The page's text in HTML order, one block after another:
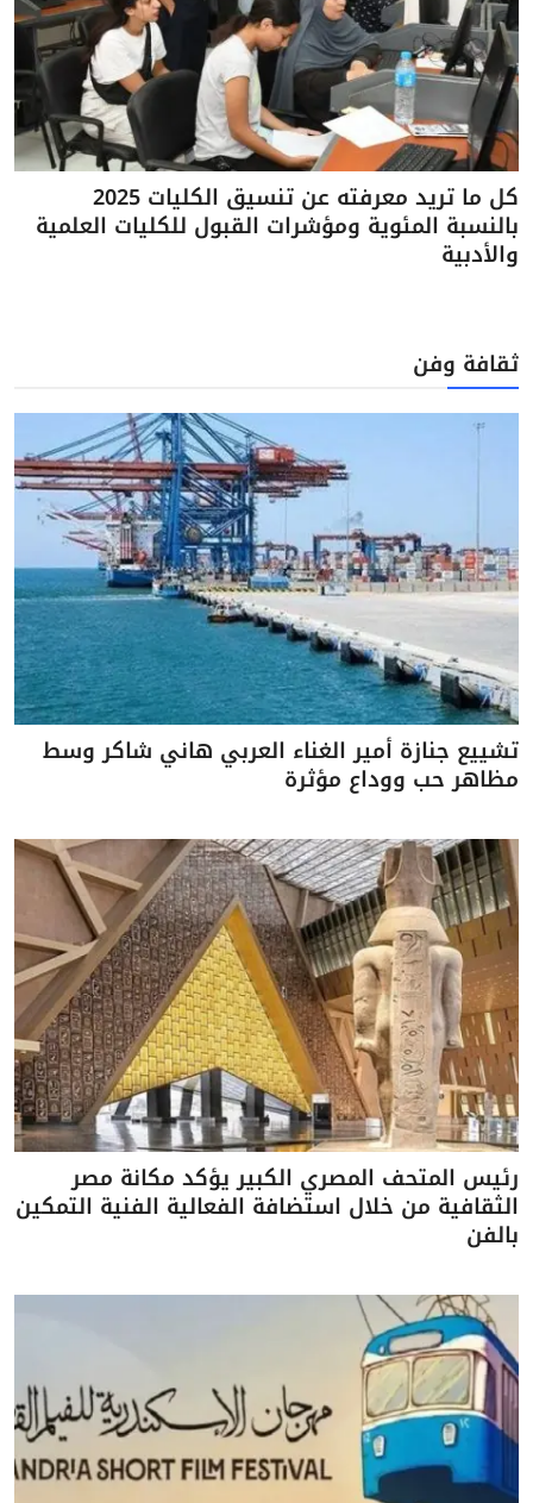
كل ما تريد معرفته عن تنسيق الكليات 2025
بالنسبة المئوية ومؤشرات القبول للكليات العلمية
والأدبية
ثقافة وفن
تشييع جنازة أمير الغناء العربي هاني شاكر وسط
مظاهر حب ووداع مؤثرة
رئيس المتحف المصري الكبير يؤكد مكانة مصر
الثقافية من خلال استضافة الفعالية الفنية التمكين
بالفن